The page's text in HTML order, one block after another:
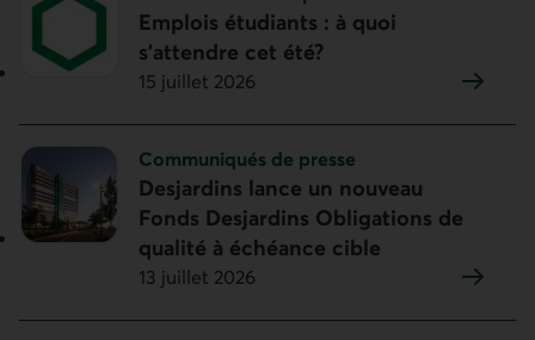
Emplois étudiants : à quoi
s’attendre cet été?
15 juillet 2026
Sujet :
Communiqués de presse
Desjardins lance un nouveau
Fonds Desjardins Obligations de
qualité à échéance cible
13 juillet 2026